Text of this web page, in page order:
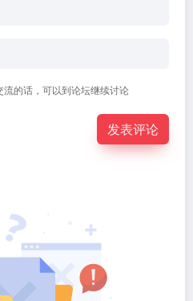
的话，可以到论坛继续讨论
发表评论